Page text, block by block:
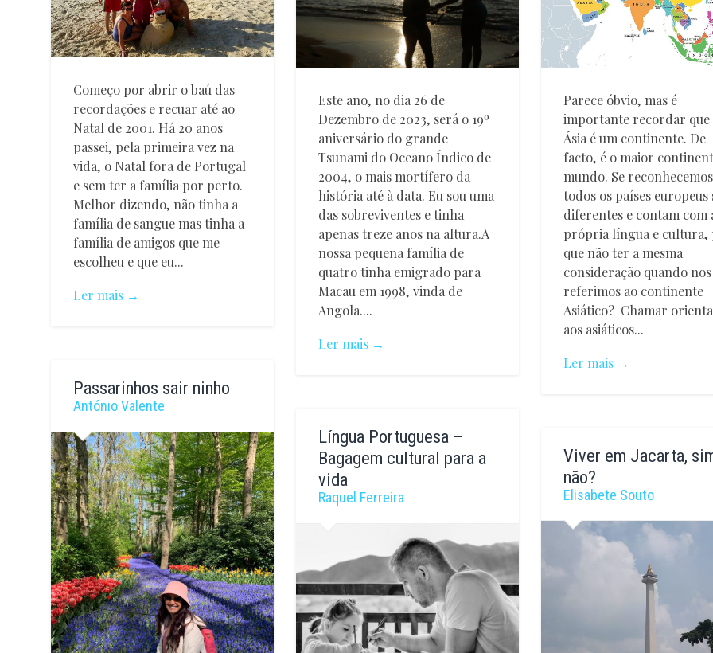
Começo por abrir o baú das
recordações e recuar até ao
Natal de 2001. Há 20 anos
passei, pela primeira vez na
vida, o Natal fora de Portugal
e sem ter a família por perto.
Melhor dizendo, não tinha a
família de sangue mas tinha a
família de amigos que me
escolheu e que eu...
Ler mais →
Este ano, no dia 26 de
Dezembro de 2023, será o 19º
aniversário do grande
Tsunami do Oceano Índico de
2004, o mais mortífero da
história até à data. Eu sou uma
das sobreviventes e tinha
apenas treze anos na altura.A
nossa pequena família de
quatro tinha emigrado para
Macau em 1998, vinda de
Angola....
Ler mais →
Connelly
Parece óbvio, mas é
importante recordar que
Ásia é um continente. De
facto, é o maior
mundo. Se
todos os países europeus
diferentes e contam com
própria língua e cultura,
que não ter a mesma
consideração quando nos
referimos ao continente
Asiático? Chamar
aos asiáticos...
Ler mais →
Passarinhos sair ninho
António Valente
Língua Portuguesa –
Bagagem cultural para a
vida
Raquel Ferreira
Viver em Jacarta,
não?
Elisabete Souto